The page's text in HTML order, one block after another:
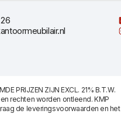
PRIJZEN ZIJN EXCL. 21% B.T.W.
rechten worden ontleend. KMP
de leveringsvoorwaarden en het